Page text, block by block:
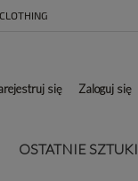
się Zaloguj się
OSTATNIE SZTUKI